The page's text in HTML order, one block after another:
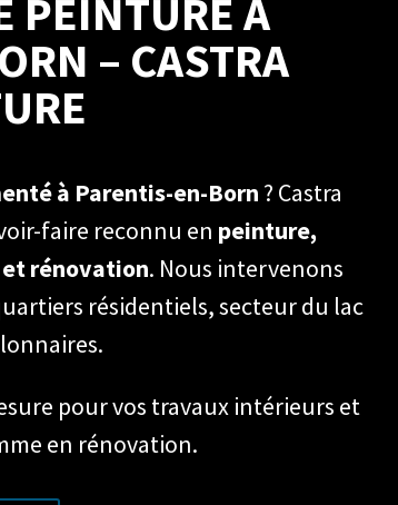
PEINTURE À
– CASTRA
à Parentis-en-Born ? Castra
faire reconnu en peinture,
rénovation. Nous intervenons
résidentiels, secteur du lac
pour vos travaux intérieurs et
en rénovation.